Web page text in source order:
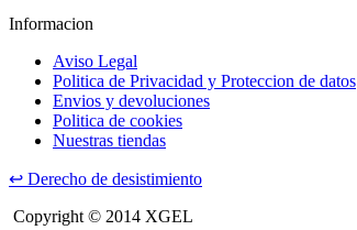
Informacion
Aviso Legal
Politica de Privacidad y Proteccion de datos
Envios y devoluciones
Politica de cookies
Nuestras tiendas
↩ Derecho de desistimiento
Copyright © 2014 XGEL